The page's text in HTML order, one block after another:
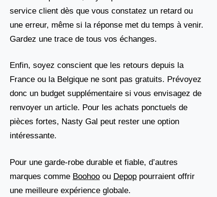
service client dès que vous constatez un retard ou
une erreur, même si la réponse met du temps à venir.
Gardez une trace de tous vos échanges.
Enfin, soyez conscient que les retours depuis la
France ou la Belgique ne sont pas gratuits. Prévoyez
donc un budget supplémentaire si vous envisagez de
renvoyer un article. Pour les achats ponctuels de
pièces fortes, Nasty Gal peut rester une option
intéressante.
Pour une garde-robe durable et fiable, d’autres
marques comme Boohoo ou Depop pourraient offrir
une meilleure expérience globale.